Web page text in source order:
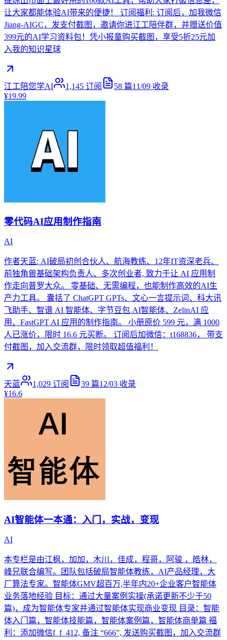
让大家都能体验AI带来的便捷！ 订阅福利: 订阅后，加我微信
Jiang-AIGC，发支付截图，邀请你进江工陪伴群，并赠送价值
399元的AI学习资料包！凭小报童购买截图，享受5折25元加
入我的知识星球
江工陪您学AI 1,145 订阅 58 篇11/09 收录
¥19.99
零代码AI应用制作指南
AI
作者天蓝: AI破局初创合伙人、航海教练、12年IT资深老兵、
前独角兽基础架构负责人、多次创业者, 致力于让 AI 应用制
作走向普罗大众。 零基础、无需编程，也能制作高效的AI生
产力工具。 囊括了 ChatGPT GPTs、文心一言提示词、科大讯
飞助手、智谱 AI 智能体、字节豆包 AI智能体、ZelinAI 应
用、FastGPT AI 应用的制作指南。 小册原价 599 元，满 1000
人已涨价，限时 16.6 元买断。 订阅后加微信：t168836， 带支
付截图，加入交流群，限时领取超值福利！
天蓝 1,029 订阅 39 篇12/03 收录
¥16.6
AI智能体一本通：入门，实战，变现
AI
本专栏是由江枫，加加，木川，佳成，程哥，阿骏 ，皓林，
峰兄联合编写。团队包括破局智能体教练，AI产品经理，大
厂算法专家。智能体GMV超百万,半年内20+企业客户智能体
业务落地经验 目标：通过大量案例实操(承诺更新不少于50
篇)，成为智能体专家并通过智能体实现商业变现 目录：智能
体入门篇，智能体技能篇，智能体案例篇，智能体商单篇 福
利：添加微信f_f_412, 备注 “666”, 发送购买截图，加入交流群